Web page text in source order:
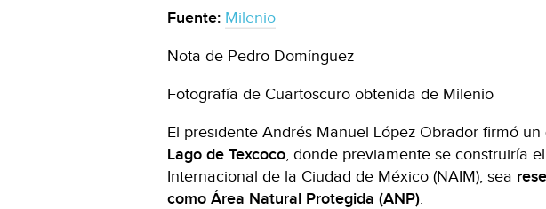
Fuente: Milenio
Nota de Pedro Domínguez
Fotografía de Cuartoscuro obtenida de Milenio
El presidente Andrés Manuel López Obrador firmó un
Lago de Texcoco, donde previamente se construiría
Internacional de la Ciudad de México (NAIM), sea
como Área Natural Protegida (ANP).